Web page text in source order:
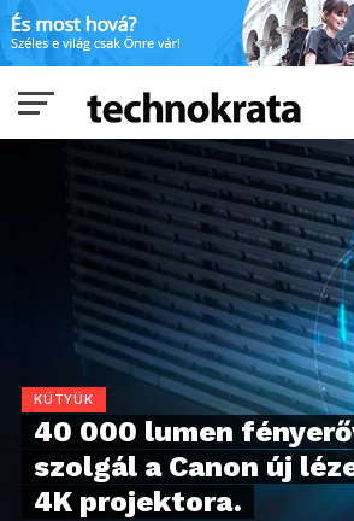
KÜTYÜK
40 000 lumen
szolgál a Canon új
4K projektora.